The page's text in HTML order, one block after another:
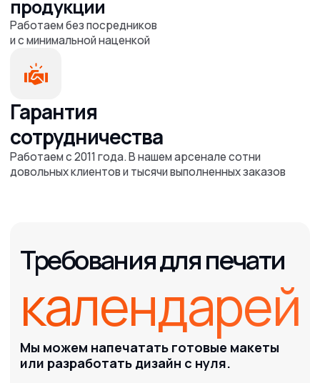
Реквизиты
Адрес и телефон
типографии
+7 727 31 001 62
+7 700 31 000 20
г. Алматы, ул. Макатаева 117Г
Расчёт заказа
info@pxl.kz
4.9 Рейтинг
2ГИС
© PrintOnline, 2011-2025